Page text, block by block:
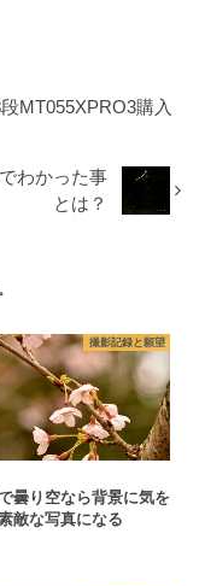
MT055XPRO3購入
わかった事
とは？
撮影記録と願望
曇り空なら背景に気を
敵な写真になる